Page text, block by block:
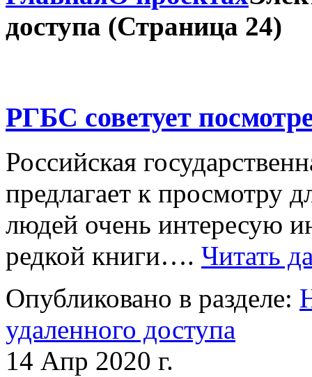
доступа (Страница 24)
РГБС советует
Российская
предлагает к просмотру
людей очень интересую
редкой книги…. Читать
Опубликовано в разделе:
удаленного доступа
14 Апр 2020 г.